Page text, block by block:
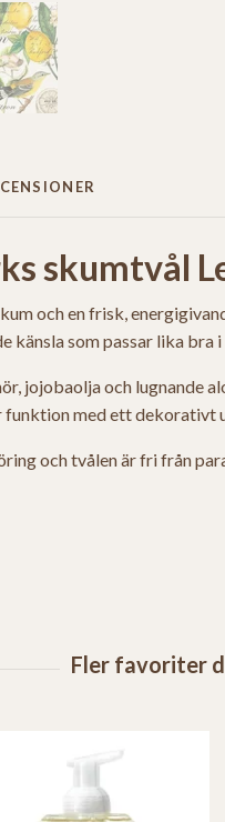
skumtvål
och en frisk,
känsla som passar lika bra
jojobaolja och lugnande
funktion med ett dekorativt
och tvålen är fri från